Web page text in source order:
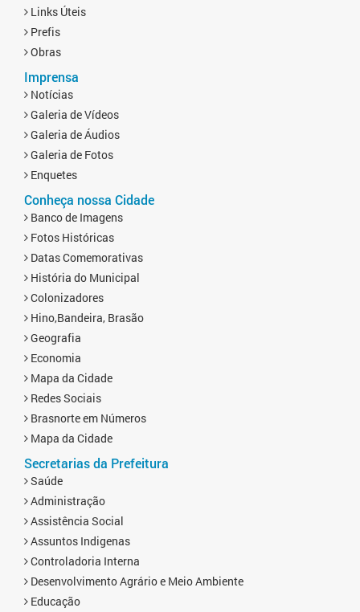
Links Úteis
Prefis
Obras
Imprensa
Notícias
Galeria de Vídeos
Galeria de Áudios
Galeria de Fotos
Enquetes
Conheça nossa Cidade
Banco de Imagens
Fotos Históricas
Datas Comemorativas
História do Municipal
Colonizadores
Hino,Bandeira, Brasão
Geografia
Economia
Mapa da Cidade
Redes Sociais
Brasnorte em Números
Mapa da Cidade
Secretarias da Prefeitura
Saúde
Administração
Assistência Social
Assuntos Indigenas
Controladoria Interna
Desenvolvimento Agrário e Meio Ambiente
Educação